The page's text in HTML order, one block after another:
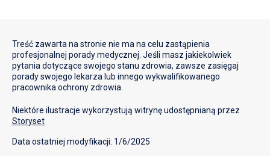
Treść zawarta na stronie nie ma na celu zastąpienia
profesjonalnej porady medycznej. Jeśli masz jakiekolwiek
pytania dotyczące swojego stanu zdrowia, zawsze zasięgaj
porady swojego lekarza lub innego wykwalifikowanego
pracownika ochrony zdrowia.
Niektóre ilustracje wykorzystują witrynę udostępnianą przez
Storyset
Data ostatniej modyfikacji: 1/6/2025